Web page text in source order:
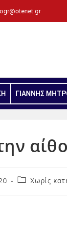
ΓΙΑΝΝΗΣ
Χωρίς